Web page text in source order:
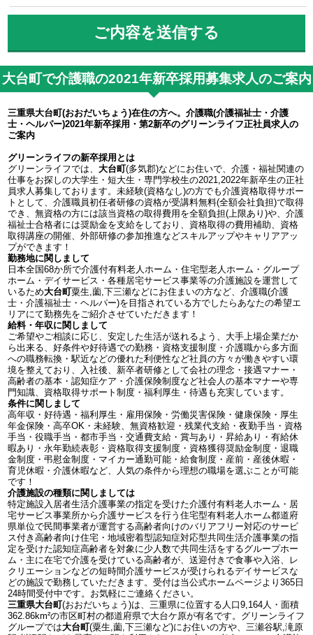
大台町で介護職の2021年新卒採用募集求人のご案内
三重県大台町(おおだいちょう)在住の方へ。介護職(介護福祉士・介護
士・ヘルパー)2021年新卒採用・第2新卒のグリーンライフ正社員求人の
ご案内
グリーンライフの新卒採用とは
グリーンライフでは、大台町(多気郡)などにお住いで、介護・福祉関連の
仕事をお探しの大学生・短大生・専門学校生の2021,2022年新卒生の正社
員求人募集しております。未経験(資格なし)の方でも介護資格取得サポー
トとして、介護職員初任者研修の資格が受講料無料(全額会社負担)で取得
でき、無資格の方には該当資格の取得費用を全額負担(上限あり)や、介護
福祉士合格者には奨励金を支給をしており、資格取得の費用補助、資格
取得講座の開催、外部研修の参加推進などスキルアップやキャリアアッ
プができます！
勤務地に関しまして
日本全国68か所で介護付有料老人ホーム・住宅型老人ホーム・グループ
ホーム・デイサービス・各種居宅サービス事業等の介護施設を運営して
いるため大台町粟生,薗,下三瀬などにお住まいの方など、介護職(介護
士・介護福祉士・ヘルパー)を目指されている方でしたらあなたの希望エ
リアにて勤務先をご紹介させていただきます！
給料・年収に関しまして
ご希望やご相談に応じ、安定した生活が送れるよう、大手上場企業だか
ら出来る、好条件や好待遇での勤務・資格支援制度・介護職から多方面
への職務転換・駅近などの優れた利便性など社員の方々が働きやすい環
境を整えており、入社後、新卒者研修として会社の理念・接遇マナー・
高齢者の基本・認知症ケア・介護保険制度など社会人の基本マナーや専
門知識、資格取得サポート制度・福利厚生・待遇も充実しています。
条件に関しまして
高年収・好待遇・福利厚生・雇用保険・労働災害保険・健康保険・厚生
年金保険・高卒OK・未経験、無資格歓迎・残業代支給・夜勤手当・資格
手当・役職手当・都市手当・交通費支給・賞与あり・昇給あり・有給休
暇あり・永年勤続表彰・資格取得支援制度・資格獲得奨励金制度・退職
金制度・弔慰金制度・マイカー通勤可能・給食制度・産前・産後休暇・
育児休暇・介護休暇など、人気の条件から理想の職場を選ぶことが可能
です！
介護施設の種類に関しましては
特定施設入居者生活介護事業の指定を受けた介護付有料老人ホーム・居
宅サービス事業所から介護サービスを行う住宅型有料老人ホーム都道府
県単位で民間事業者が運営する高齢者向けのバリアフリー対応のサービ
ス付き高齢者向け住宅・地域密着型認知症対応型共同生活介護事業の指
定を受けた認知症高齢者を対象に少人数で共同生活をするグループホー
ム・主に在宅で介護を受けている高齢者が、送迎付きで食事や入浴、レ
クリエーションなどの短時間介護サービスが受けられるデイサービスな
どの施設で勤務していただきます。受付は当公式ホームページより365日
24時間受付中です。お気軽にご連絡ください。
三重県大台町(おおだいちょう)は、三重県に位置する人口9,164人・面積
362.86km²の市区町村の都道府県で大台ケ原が有名です。グリーンライフ
グループでは大台町(粟生,薗,下三瀬など)にお住いの方や、三瀬谷駅,滝原